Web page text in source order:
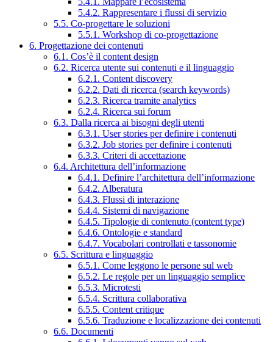
5.4.2. Rappresentare i flussi di servizio
5.5. Co-progettare le soluzioni
5.5.1. Workshop di co-progettazione
6. Progettazione dei contenuti
6.1. Cos’è il content design
6.2. Ricerca utente sui contenuti e il linguaggio
6.2.1. Content discovery
6.2.2. Dati di ricerca (search keywords)
6.2.3. Ricerca tramite analytics
6.2.4. Ricerca sui forum
6.3. Dalla ricerca ai bisogni degli utenti
6.3.1. User stories per definire i contenuti
6.3.2. Job stories per definire i contenuti
6.3.3. Criteri di accettazione
6.4. Architettura dell’informazione
6.4.1. Definire l’architettura dell’informazione
6.4.2. Alberatura
6.4.3. Flussi di interazione
6.4.4. Sistemi di navigazione
6.4.5. Tipologie di contenuto (content type)
6.4.6. Ontologie e standard
6.4.7. Vocabolari controllati e tassonomie
6.5. Scrittura e linguaggio
6.5.1. Come leggono le persone sul web
6.5.2. Le regole per un linguaggio semplice
6.5.3. Microtesti
6.5.4. Scrittura collaborativa
6.5.5. Content critique
6.5.6. Traduzione e localizzazione dei contenuti
6.6. Documenti